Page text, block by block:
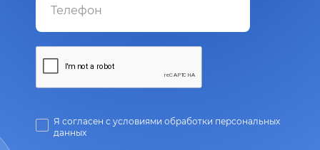
Я согласен с условиями обработки персональных
данных